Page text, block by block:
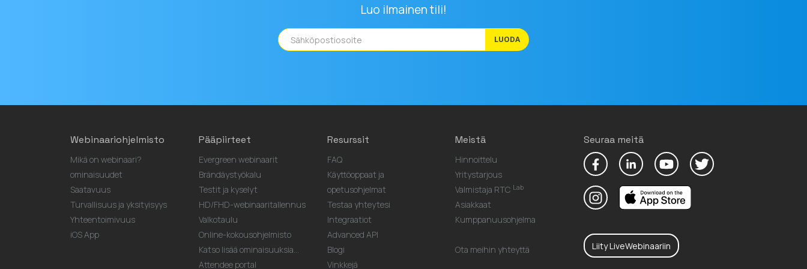
Luo ilmainen tili!
LUODA
Webinaariohjelmisto
Mikä on webinaari?
ominaisuudet
Saatavuus
Turvallisuus ja yksityisyys
Yhteentoimivuus
iOS App
Pääpiirteet
Evergreen webinaarit
Brändäystyökalu
Testit ja kyselyt
HD/FHD-webinaaritallennus
Valkotaulu
Online-kokousohjelmisto
Katso lisää ominaisuuksia...
Attendee portal
Resurssit
FAQ
Käyttöoppaat ja
opetusohjelmat
Testaa yhteytesi
Integraatiot
Advanced API
Blogi
Vinkkejä
Meistä
Hinnoittelu
Yritystarjous
Valmistaja RTC Lab
Asiakkaat
Kumppanuusohjelma
Ota meihin yhteyttä
Seuraa meitä
Liity LiveWebinaariin